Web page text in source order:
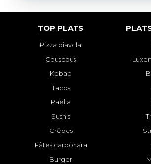
TOP PLATS
Pizza diavola
Couscous
Kebab
Tacos
Paëlla
Sushis
Crêpes
Pâtes carbonara
Burger